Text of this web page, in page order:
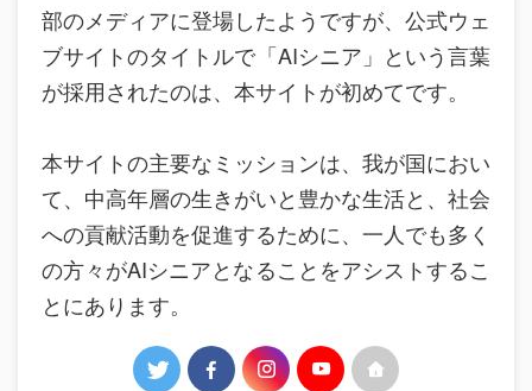
部のメディアに登場したようですが、公式ウェ
ブサイトのタイトルで「AIシニア」という言葉
が採用されたのは、本サイトが初めてです。
本サイトの主要なミッションは、我が国におい
て、中高年層の生きがいと豊かな生活と、社会
への貢献活動を促進するために、一人でも多く
の方々がAIシニアとなることをアシストするこ
とにあります。